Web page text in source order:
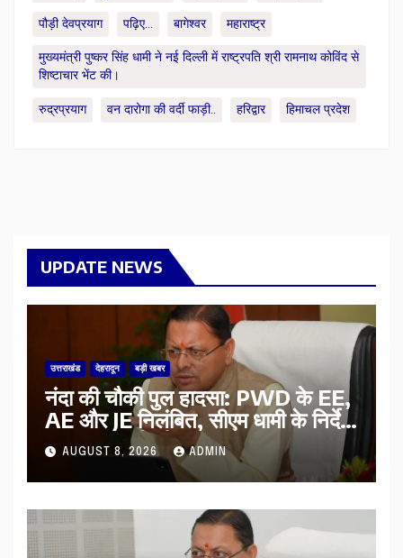
पौड़ी देवप्रयाग पढ़िए... बागेश्वर महाराष्ट्र
मुख्यमंत्री पुष्कर सिंह धामी ने नई दिल्ली में राष्ट्रपति श्री रामनाथ कोविंद से
शिष्टाचार भेंट की।
रुद्रप्रयाग वन दारोगा की वर्दी फाड़ी.. हरिद्वार हिमाचल प्रदेश
UPDATE NEWS
उत्तराखंड देहरादून बड़ी खबर
नंदा की चौकी पुल हादसा: PWD के EE,
AE और JE निलंबित, सीएम धामी के निर्देश
पर सख्त कार्रवाई
AUGUST 8, 2026 ADMIN